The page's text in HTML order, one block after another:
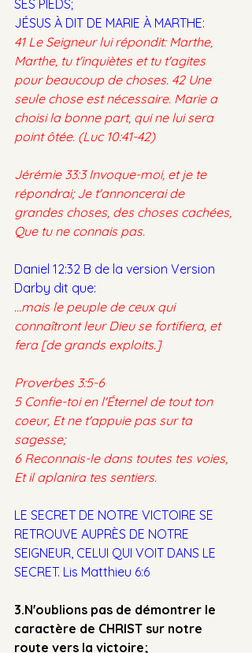
SES PIEDS;
JÉSUS À DIT DE MARIE À MARTHE:
41 Le Seigneur lui répondit: Marthe,
Marthe, tu t'inquiètes et tu t'agites
pour beaucoup de choses. 42 Une
seule chose est nécessaire. Marie a
choisi la bonne part, qui ne lui sera
point ôtée. (Luc 10:41-42)
Jérémie 33:3 Invoque-moi, et je te
répondrai; Je t'annoncerai de
grandes choses, des choses cachées,
Que tu ne connais pas.
Daniel 12:32 B de la version Version
Darby dit que:
…mais le peuple de ceux qui
connaîtront leur Dieu se fortifiera, et
fera [de grands exploits.]
Proverbes 3:5-6
5 Confie-toi en l'Éternel de tout ton
coeur, Et ne t'appuie pas sur ta
sagesse;
6 Reconnais-le dans toutes tes voies,
Et il aplanira tes sentiers.
LE SECRET DE NOTRE VICTOIRE SE
RETROUVE AUPRÈS DE NOTRE
SEIGNEUR, CELUI QUI VOIT DANS LE
SECRET. Lis Matthieu 6:6
3.N'oublions pas de démontrer le
caractère de CHRIST sur notre
route vers la victoire;